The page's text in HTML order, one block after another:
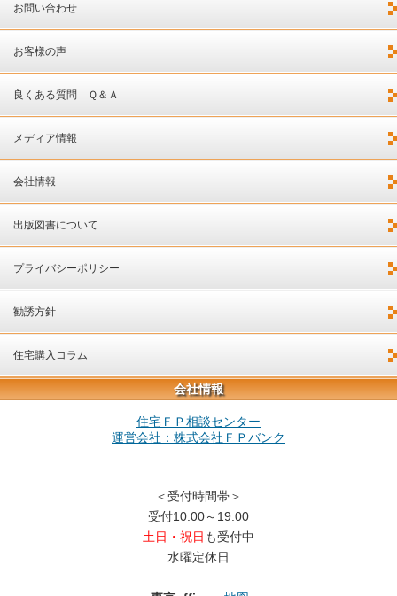
お問い合わせ
お客様の声
良くある質問 Ｑ＆Ａ
メディア情報
会社情報
出版図書について
プライバシーポリシー
勧誘方針
住宅購入コラム
会社情報
住宅ＦＰ相談センター
運営会社：株式会社ＦＰバンク
＜受付時間帯＞
受付10:00～19:00
土日・祝日 も受付中
水曜定休日